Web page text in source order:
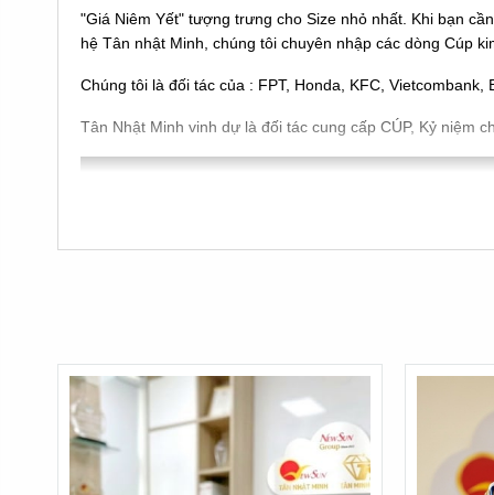
"Giá Niêm Yết" tượng trưng cho Size nhỏ nhất. Khi bạn cần
hệ Tân nhật Minh, chúng tôi chuyên nhập các dòng Cúp
Chúng tôi là đối tác của : FPT, Honda, KFC,
Tân Nhật Minh vinh dự là đối tác cung cấp CÚP, Kỷ niệm
* Với dòng cúp nhập:
Là những sản phẩm được đúc khuôn sẵn mẫu mã và